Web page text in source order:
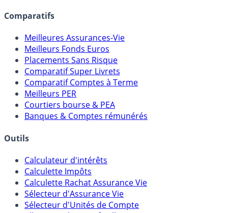
Comparatifs
Meilleures Assurances-Vie
Meilleurs Fonds Euros
Placements Sans Risque
Comparatif Super Livrets
Comparatif Comptes à Terme
Meilleurs PER
Courtiers bourse & PEA
Banques & Comptes rémunérés
Outils
Calculateur d'intérêts
Calculette Impôts
Calculette Rachat Assurance Vie
Sélecteur d'Assurance Vie
Sélecteur d'Unités de Compte